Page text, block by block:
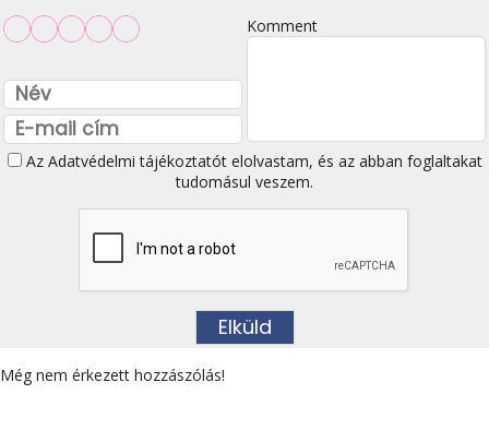
Komment
Az Adatvédelmi tájékoztatótelolvastam, és az abban foglaltakat
tudomásul veszem.
Még nem érkezett hozzászólás!